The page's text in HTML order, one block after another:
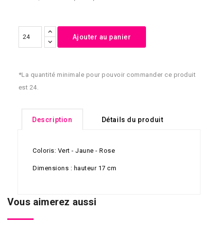
Ajouter au panier
*La quantité minimale pour pouvoir commander ce produit
est 24.
Description Détails du produit
Coloris: Vert - Jaune - Rose
Dimensions : hauteur 17 cm
Vous aimerez aussi